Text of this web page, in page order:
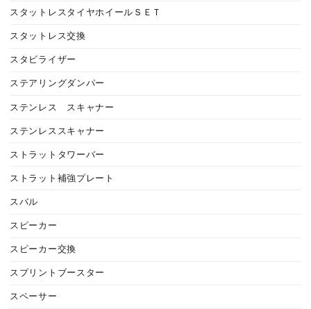
スタットレスタイヤホイールＳＥＴ
スタットレス交換
スタビライザー
ステアリングダンパー
ステンレス スキャナー
ステンレススキャナー
ストラットタワーバー
ストラット補強プレート
スバル
スピーカー
スピーカー交換
スプリントブースター
スペーサー